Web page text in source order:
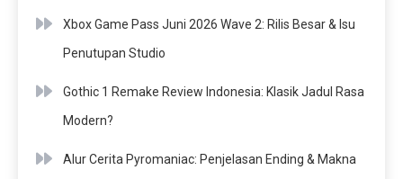
Xbox Game Pass Juni 2026 Wave 2: Rilis Besar & Isu
Penutupan Studio
Gothic 1 Remake Review Indonesia: Klasik Jadul Rasa
Modern?
Alur Cerita Pyromaniac: Penjelasan Ending & Makna